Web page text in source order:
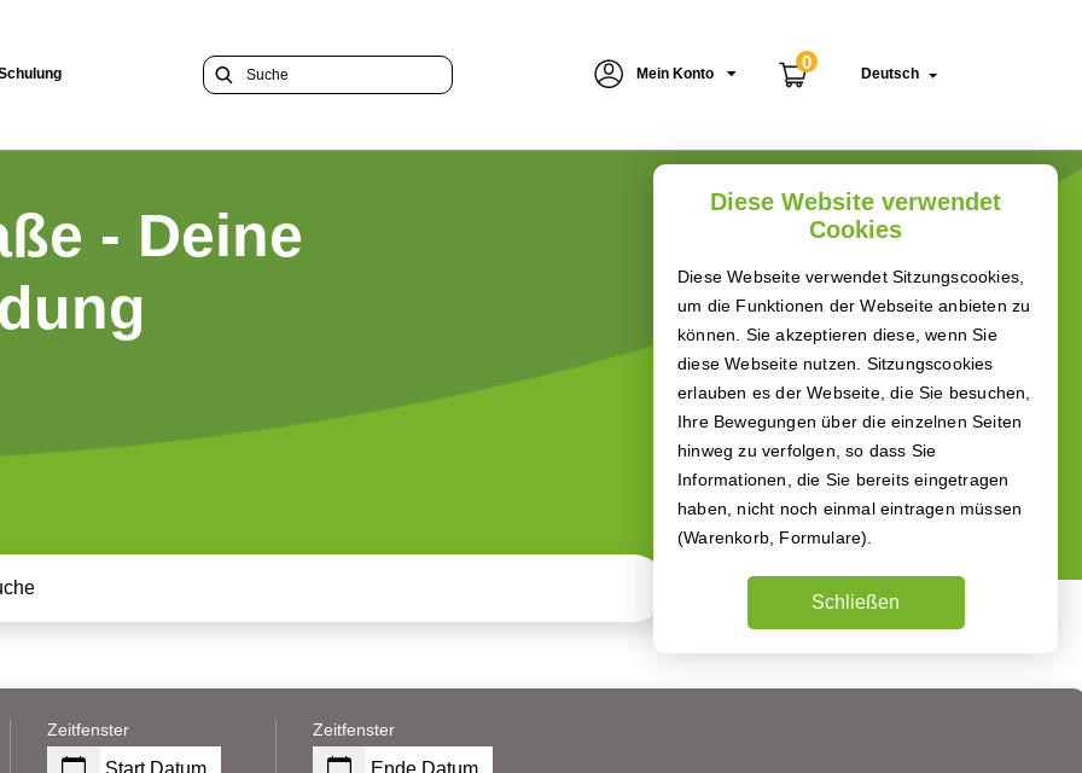
Mein Konto
0
Deutsch
Diese Website verwendet
Cookies
Diese Webseite verwendet Sitzungscookies,
um die Funktionen der Webseite anbieten zu
können. Sie akzeptieren diese, wenn Sie
diese Webseite nutzen. Sitzungscookies
erlauben es der Webseite, die Sie besuchen,
Ihre Bewegungen über die einzelnen Seiten
hinweg zu verfolgen, so dass Sie
Informationen, die Sie bereits eingetragen
haben, nicht noch einmal eintragen müssen
(Warenkorb, Formulare).
Schließen
- Deine
Zeitfenster
Start Datum
Zeitfenster
Ende Datum